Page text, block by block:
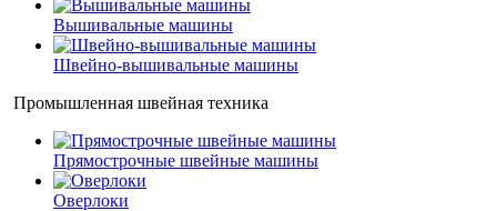
Вышивальные машины
Швейно-вышивальные машины
Промышленная швейная техника
Прямострочные швейные машины
Оверлоки